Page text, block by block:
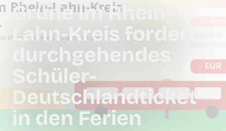
Grüne im Rhein-
Lahn-Kreis fordert
durchgehendes
Schüler-
Deutschlandticket
in den Ferien